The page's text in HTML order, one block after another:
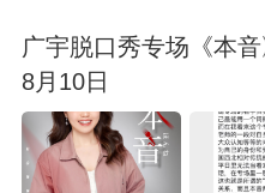
广宇脱口秀专场《本
8月10日